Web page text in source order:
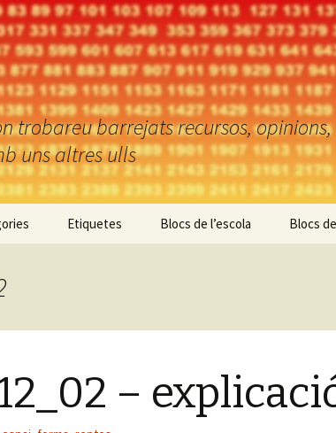
trobareu barrejats recursos,
uns altres ulls
Etiquetes Blocs de l’escola Blocs
–